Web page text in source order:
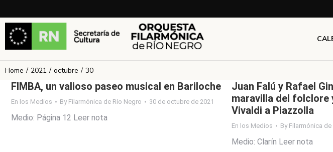
You are here:
Home 2021 octubre 30
FIMBA, un valioso paseo musical en Bariloche
En los Medios By Filarmónica de Río Negro 30 de octubre de 2021
Medio: Página 12 Leer nota
Juan Falú y Rafael
maravilla del folclore
Vivaldi a Piazzolla
En los Medios By Filarmónica de
Medio: Clarín Leer nota